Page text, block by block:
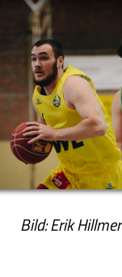
Bild: Erik Hillmer